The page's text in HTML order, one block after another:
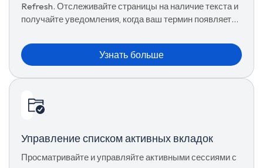
Refresh. Отслеживайте страницы на наличие текста и
получайте уведомления, когда ваш термин появляется
Узнать больше
Управление списком активных вкладок
Просматривайте и управляйте активными сессиями с